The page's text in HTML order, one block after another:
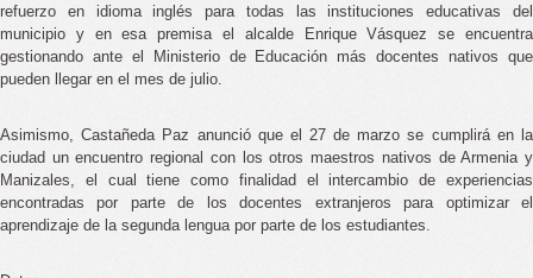
refuerzo en idioma inglés para todas las instituciones educativas del
municipio y en esa premisa el alcalde Enrique Vásquez se encuentra
gestionando ante el Ministerio de Educación más docentes nativos que
pueden llegar en el mes de julio.
Asimismo, Castañeda Paz anunció que el 27 de marzo se cumplirá en la
ciudad un encuentro regional con los otros maestros nativos de Armenia y
Manizales, el cual tiene como finalidad el intercambio de experiencias
encontradas por parte de los docentes extranjeros para optimizar el
aprendizaje de la segunda lengua por parte de los estudiantes.